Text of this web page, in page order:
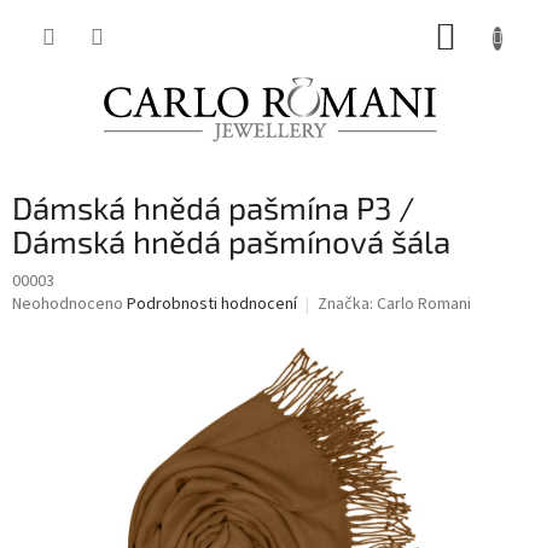
Dámská hnědá pašmína P3 /
Dámská hnědá pašmínová šála
00003
Průměrné
Neohodnoceno Podrobnosti hodnocení Značka: Carlo Romani